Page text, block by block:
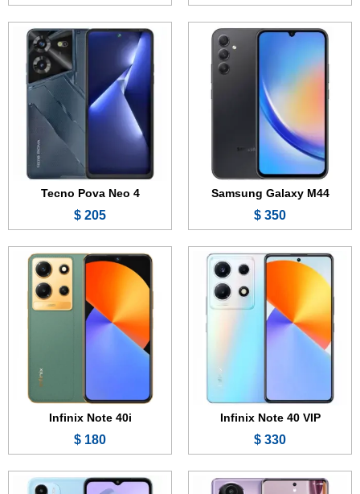
Samsung Galaxy M44
350 $
Tecno Pova Neo 4
205 $
Infinix Note 40 VIP
330 $
الشاشة:
الذاكرة:256 جيجابايت
الرام:
المعالج:
البطارية:5000 مللي أمبير - 68 واط
عرض الموصفات ←
Infinix Note 40i
180 $
الشاشة:
الذاكرة:256 جيجابايت
الرام: 8 جيجابايت
الكاميرا:
المعالج:Mediatek Helio G85
البطارية:
عرض الموصفات ←
الشاشة:
الذاكرة:
الرام:16 جيجابايت
الكاميرا:50 + 64 + 8 ميجابكسل
المعالج:
الشاشة:
الرام:2 أو 3 جيجابت
الكاميرا:8 + 0.8 ميجابكسل
المعالج:
عرض الموصفات ←